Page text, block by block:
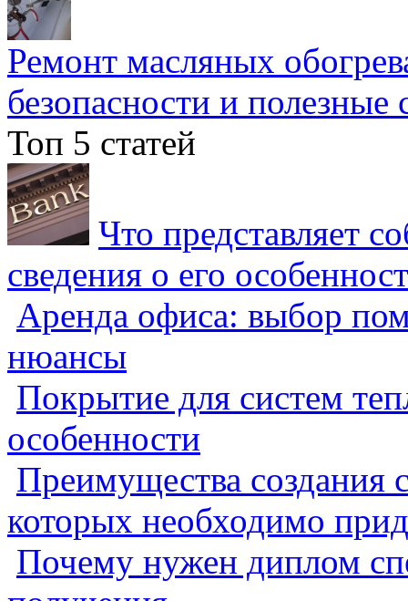
Ремонт масляных
безопасности и полезные
Топ 5 статей
Что представляет
сведения о его
Аренда офиса: выбор
нюансы
Покрытие для систем
особенности
Преимущества создания
которых необходимо
Почему нужен диплом